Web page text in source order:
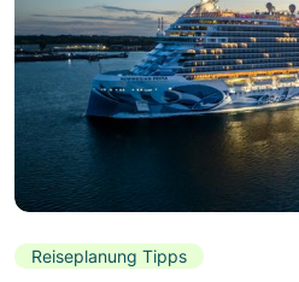
Reiseplanung Tipps